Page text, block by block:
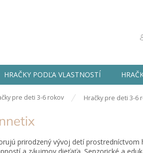
HRAČKY PODĽA VLASTNOSTÍ
pre deti 3-6 rokov Hračky pre deti 3-6
prirodzený vývoj detí prostredníctvom